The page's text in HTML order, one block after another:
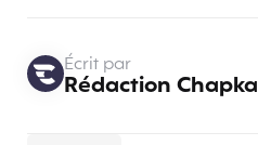
Écrit par
Rédaction Chapka